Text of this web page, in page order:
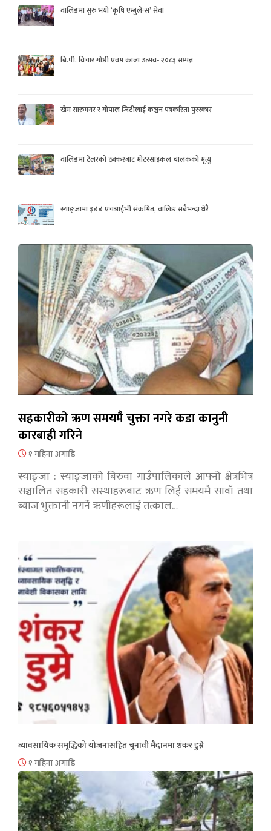
वालिङमा सुरु भयो ‘कृषि एम्बुलेन्स’ सेवा
बि.पी. विचार गोष्ठी एवम काव्य उत्सव- २०८३ सम्पन्न
खेम सारुमगर र गोपाल जिटीलाई कञ्चन पत्रकरिता पुरस्कार
वालिङमा टेलरको ठक्करबाट मोटरसाइकल चालकको मृत्यु
स्याङ्जामा ३४४ एचआईभी संक्रमित, वालिङ सबैभन्दा धेरै
सहकारीको ऋण समयमै चुक्ता नगरे कडा कानुनी
कारबाही गरिने
१ महिना अगाडि
स्याङ्जा : स्याङ्जाको बिरुवा गाउँपालिकाले आफ्नो क्षेत्रभित्र
सञ्चालित सहकारी संस्थाहरूबाट ऋण लिई समयमै सावाँ तथा
ब्याज भुक्तानी नगर्ने ऋणीहरूलाई तत्काल…
व्यावसायिक समृद्धिको योजनासहित चुनावी मैदानमा शंकर डुम्रे
१ महिना अगाडि